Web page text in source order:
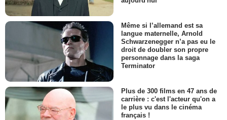
Même si l’allemand est sa
langue maternelle, Arnold
Schwarzenegger n’a pas eu le
droit de doubler son propre
personnage dans la saga
Terminator
Plus de 300 films en 47 ans de
carrière : c'est l'acteur qu'on a
le plus vu dans le cinéma
français !